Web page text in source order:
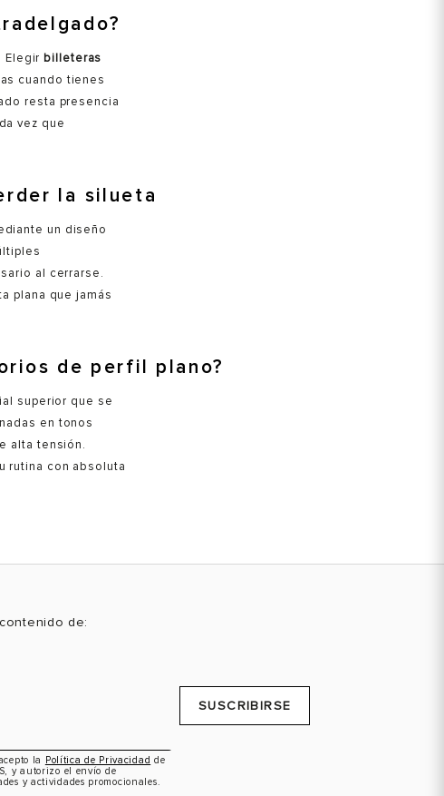
Elegir billeteras
cuando tienes
resta presencia
vez que
la silueta
un diseño
al cerrarse.
plana que jamás
de perfil plano?
superior que se
en tonos
alta tensión.
rutina con absoluta
de:
la Política de Privacidad de
y autorizo el envío de
y actividades promocionales.
SUSCRIBIRSE